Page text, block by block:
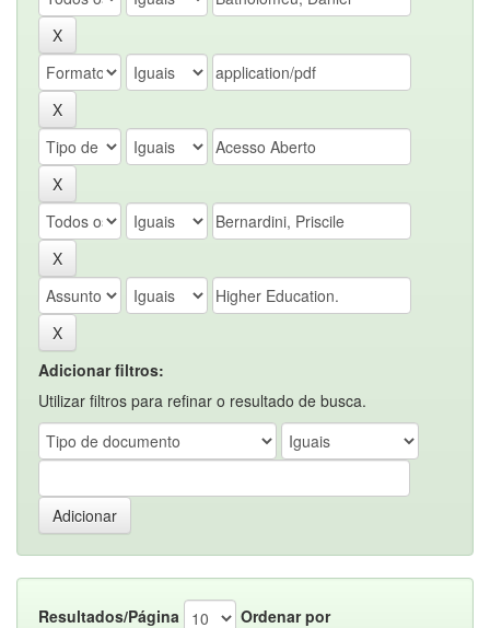
Adicionar filtros:
Utilizar filtros para refinar o resultado de busca.
Resultados/Página
Ordenar por